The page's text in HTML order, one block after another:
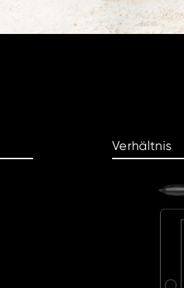
Verhältnis